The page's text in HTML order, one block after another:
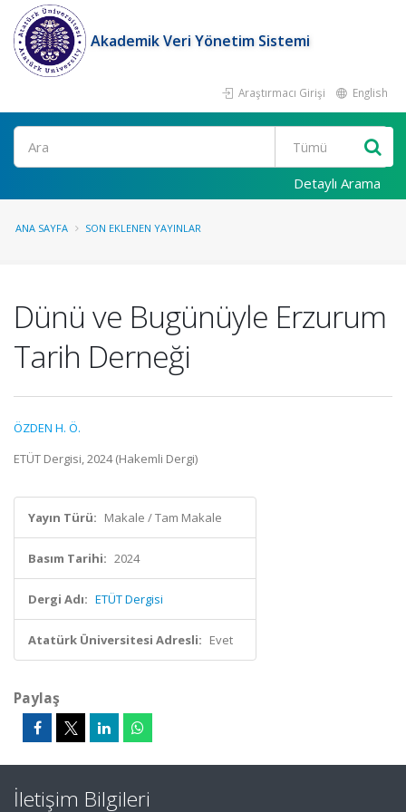
Akademik Veri Yönetim Sistemi
Araştırmacı Girişi English
Ara
Detaylı Arama
ANA SAYFA SON EKLENEN YAYINLAR
Dünü ve Bugünüyle Erzurum
Tarih Derneği
ÖZDEN H. Ö.
ETÜT Dergisi, 2024 (Hakemli Dergi)
Yayın Türü: Makale / Tam Makale
Basım Tarihi: 2024
Dergi Adı: ETÜT Dergisi
Atatürk Üniversitesi Adresli: Evet
Paylaş
İletişim Bilgileri